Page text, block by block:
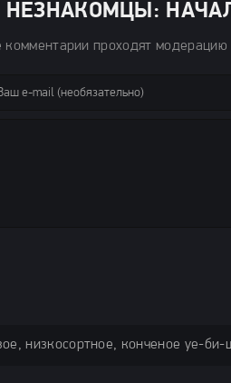
проходят модерацию
низкосортное, конченое уе-би-